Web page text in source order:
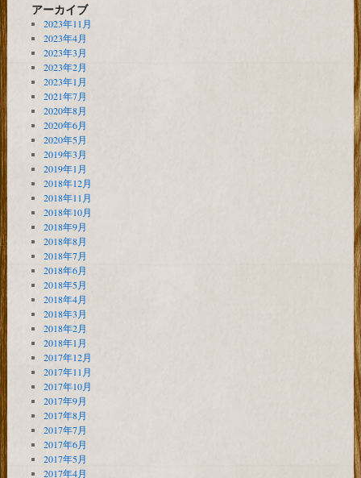
アーカイブ
2023年11月
2023年4月
2023年3月
2023年2月
2023年1月
2021年7月
2020年8月
2020年6月
2020年5月
2019年3月
2019年1月
2018年12月
2018年11月
2018年10月
2018年9月
2018年8月
2018年7月
2018年6月
2018年5月
2018年4月
2018年3月
2018年2月
2018年1月
2017年12月
2017年11月
2017年10月
2017年9月
2017年8月
2017年7月
2017年6月
2017年5月
2017年4月